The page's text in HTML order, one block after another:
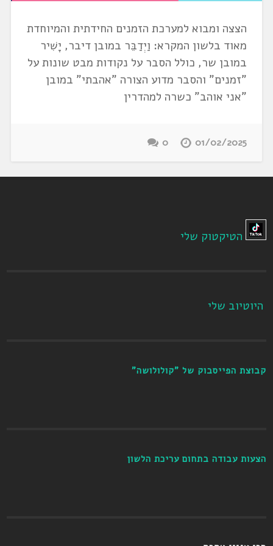
הצצה ומבוא למערכת הזמנים החידתית והמיוחדת
מאוד בלשון המקרא: וַיְדַבֵּר במובן דיבר, יָשִׁיר
במובן שר, כולל הסבר על נקודות מבט שונות על
"זמנים" והסבר מדוע הצורה "אהבתי" במובן
"אני אוהב" כשרה למהדרין
01/02/2025
0
הטיקטוק שלי
היוטיוב שלי
קבוצת הפייסבוק של "קולולושה"
הצעות עבודה בתחום עריכת הלשון